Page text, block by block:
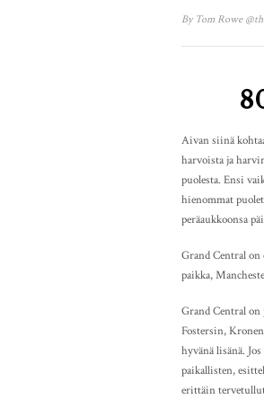
By Tom Rowe
Aivan siinä
harvoista ja
puolesta. Ensi
hienommat
peräaukkoonsa
Grand Central
paikka,
Grand Central on
Fostersin,
hyvänä lisänä.
paikallisten,
erittäin